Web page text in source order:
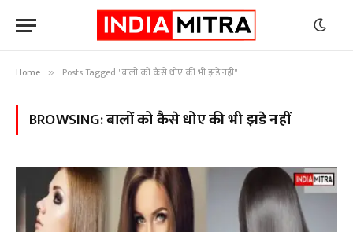
Home » Posts Tagged "बालों को कैसे धोए की भी झडे नहीं"
BROWSING:बालों को कैसे धोए की भी झडे नहीं